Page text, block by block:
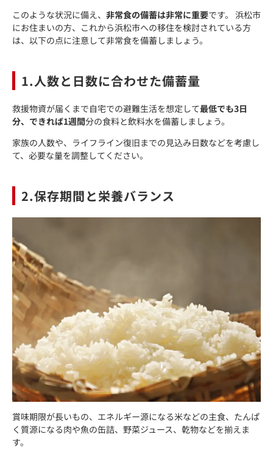
このような状況に備え、 非常食の備蓄は非常に重要です。 浜松市
にお住まいの方、これから浜松市への移住を検討されている方
は、以下の点に注意して非常食を備蓄しましょう。
1.人数と日数に合わせた備蓄量
救援物資が届くまで自宅での避難生活を想定して最低でも3日
分、できれば1週間分の食料と飲料水を備蓄しましょう。
家族の人数や、ライフライン復旧までの見込み日数などを考慮し
て、必要な量を調整してください。
2.保存期間と栄養バランス
賞味期限が長いもの、エネルギー源になる米などの主食、たんぱ
く質源になる肉や魚の缶詰、野菜ジュース、乾物などを揃えま
す。